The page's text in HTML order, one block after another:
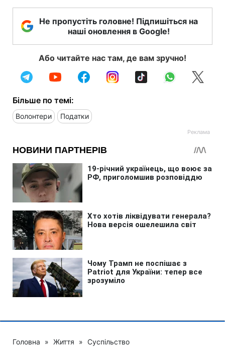
Не пропустіть головне! Підпишіться на
наші оновлення в Google!
Або читайте нас там, де вам зручно!
Більше по темі:
Волонтери Податки
Головна » Життя » Суспільство